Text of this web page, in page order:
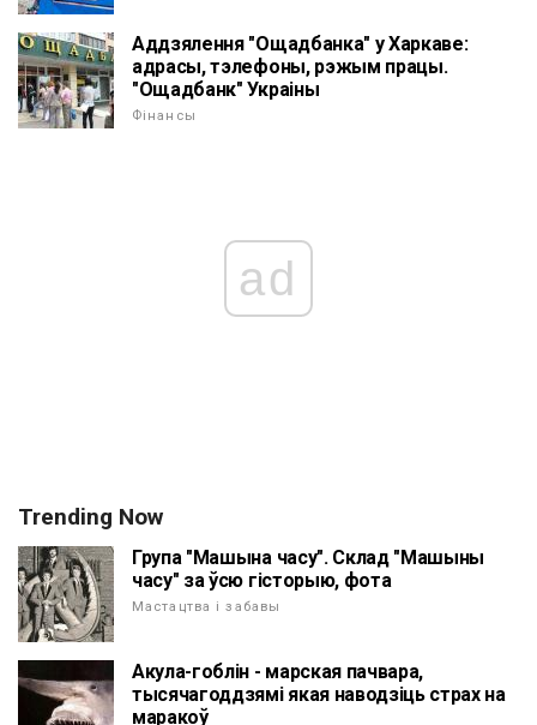
Аддзялення "Ощадбанка" у Харкаве:
адрасы, тэлефоны, рэжым працы.
"Ощадбанк" Украіны
Фінансы
ad
Trending Now
Група "Машына часу". Склад "Машыны
часу" за ўсю гісторыю, фота
Мастацтва і забавы
Акула-гоблін - марская пачвара,
тысячагоддзямі якая наводзіць страх на
маракоў